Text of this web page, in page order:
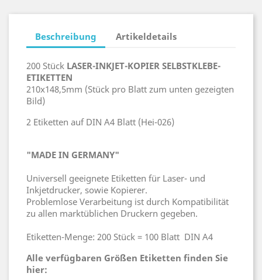
Beschreibung Artikeldetails
200 Stück LASER-INKJET-KOPIER SELBSTKLEBE-
ETIKETTEN
210x148,5mm (Stück pro Blatt zum unten gezeigten
Bild)
2 Etiketten auf DIN A4 Blatt (Hei-026)
"MADE IN GERMANY"
Universell geeignete Etiketten für Laser- und
Inkjetdrucker, sowie Kopierer.
Problemlose Verarbeitung ist durch Kompatibilität
zu allen marktüblichen Druckern gegeben.
Etiketten-Menge: 200 Stück = 100 Blatt DIN A4
Alle verfügbaren Größen Etiketten finden Sie
hier: